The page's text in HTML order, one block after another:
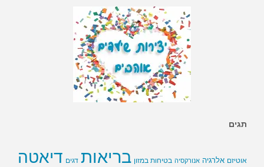
תגים
אוטיזם אלרגיה אנורקסיה בטיחות במזון בריאות דגים דיאטה